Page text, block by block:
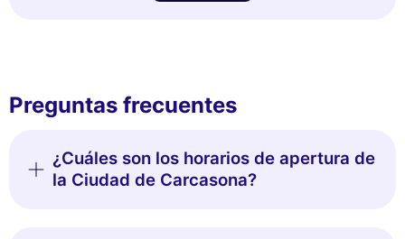
Preguntas frecuentes
¿Cuáles son los horarios de apertura de
la Ciudad de Carcasona?